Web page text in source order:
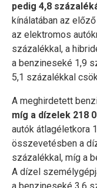
pedig 4,8
kínálatában az
az elektromos
százalékkal, a
a benzineseké 1,9
5,1 százalékkal
A meghirdetett
míg a dízelek 218
autók átlagéletkora
összevetésben a
százalékkal, míg a
A dízel